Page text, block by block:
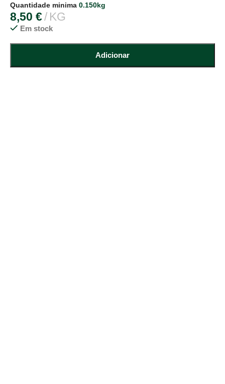
Quantidade minima 0.150kg
8,50 € KG
Em stock
Adicionar